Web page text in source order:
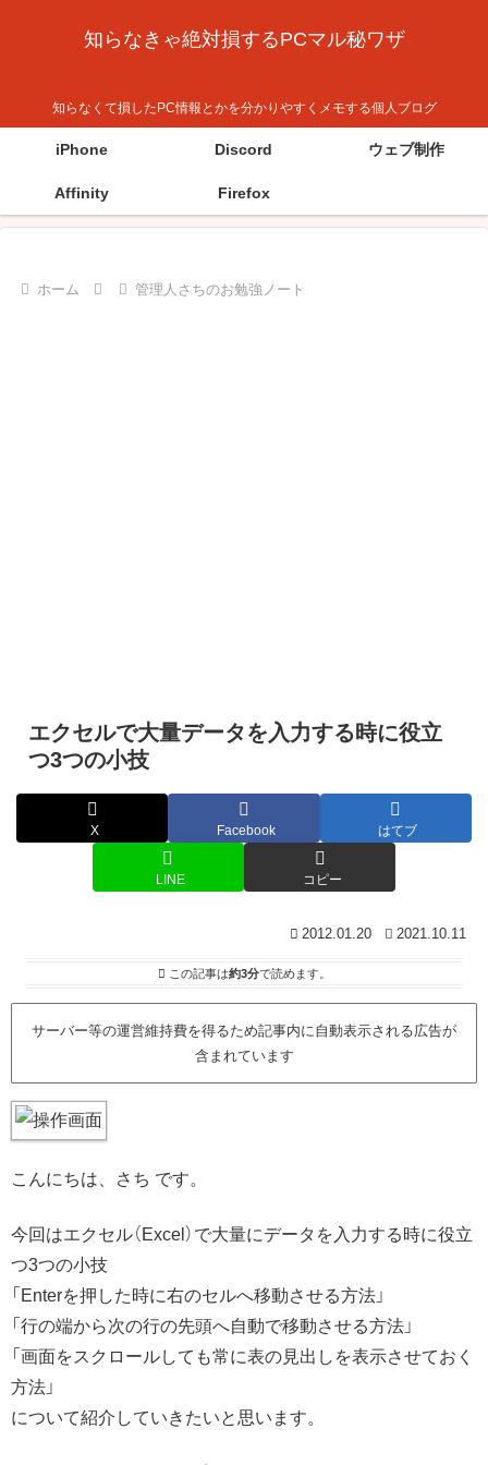
知らなきゃ絶対損するPCマル秘ワザ
知らなくて損したPC情報とかを分かりやすくメモする個人ブログ
iPhone Discord ウェブ制作
Affinity Firefox
ホーム 管理人さちのお勉強ノート
エクセルで大量データを入力する時に役立
つ3つの小技
X Facebook はてブ
LINE コピー
2012.01.20 2021.10.11
この記事は約3分で読めます。
サーバー等の運営維持費を得るため記事内に自動表示される広告が
含まれています
こんにちは、さち です。
今回はエクセル（Excel）で大量にデータを入力する時に役立
つ3つの小技
「Enterを押した時に右のセルへ移動させる方法」
「行の端から次の行の先頭へ自動で移動させる方法」
「画面をスクロールしても常に表の見出しを表示させておく
方法」
について紹介していきたいと思います。